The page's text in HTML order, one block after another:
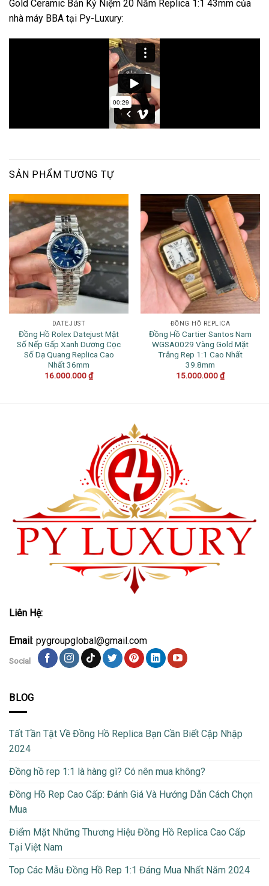
Gold Ceramic Bản Kỷ Niệm 20 Năm Replica 1:1 43mm của
nhà máy BBA tại Py-Luxury:
SẢN PHẨM TƯƠNG TỰ
DATEJUST
Đồng Hồ Rolex Datejust Mặt
Số Nếp Gấp Xanh Dương Cọc
Số Dạ Quang Replica Cao
Nhất 36mm
16.000.000₫
ĐỒNG HỒ REPLICA
Đồng Hồ Cartier Santos Nam
WGSA0029 Vàng Gold Mặt
Trắng Rep 1:1 Cao Nhất
39.8mm
15.000.000₫
Liên Hệ:
Email: pygroupglobal@gmail.com
Social
BLOG
Tất Tần Tật Về Đồng Hồ Replica Bạn Cần Biết Cập Nhập
2024
Đồng hồ rep 1:1 là hàng gì? Có nên mua không?
Đồng Hồ Rep Cao Cấp: Đánh Giá Và Hướng Dẫn Cách Chọn
Mua
Điểm Mặt Những Thương Hiệu Đồng Hồ Replica Cao Cấp
Tại Việt Nam
Top Các Mẫu Đồng Hồ Rep 1:1 Đáng Mua Nhất Năm 2024